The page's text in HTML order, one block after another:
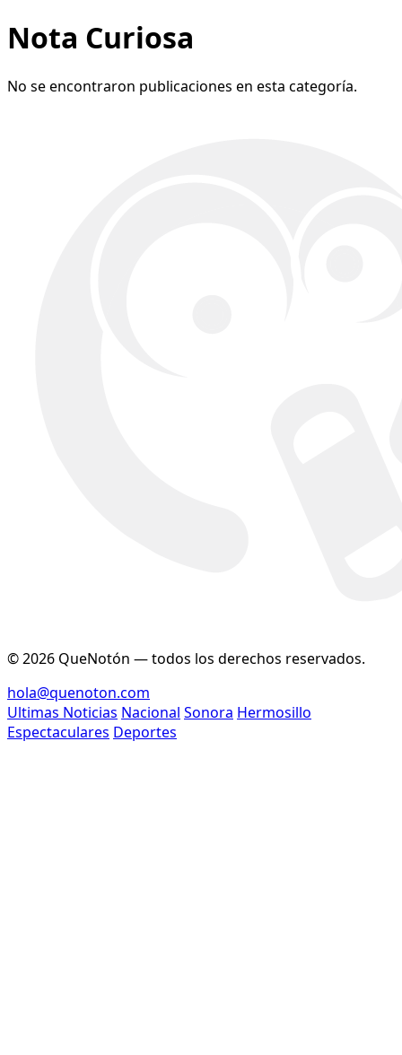
Nota Curiosa
No se encontraron publicaciones en esta categoría.
© 2026 QueNotón — todos los derechos reservados.
hola@quenoton.com
Ultimas Noticias Nacional Sonora Hermosillo
Espectaculares Deportes